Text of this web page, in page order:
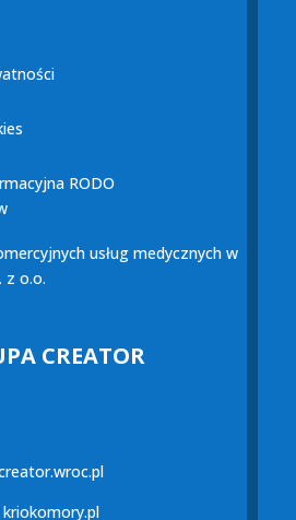
RODO
usług medycznych w
z o.o.
CREATOR
kriokomory.pl